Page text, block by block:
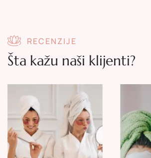
RECENZIJE
Šta kažu naši klijenti?